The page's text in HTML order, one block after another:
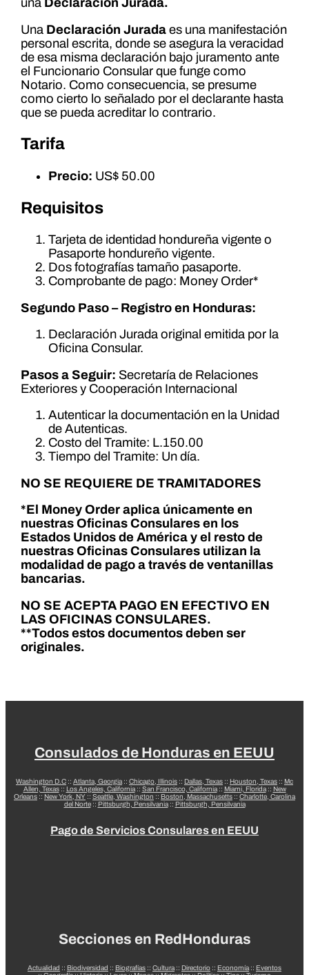
una Declaración Jurada.
Una Declaración Juradaes una manifestación
personal escrita, donde se asegura la veracidad
de esa misma declaración bajo juramento ante
el Funcionario Consular que funge como
Notario. Como consecuencia, se presume
como cierto lo señalado por el declarante hasta
que se pueda acreditar lo contrario.
Tarifa
Precio: US$ 50.00
Requisitos
Tarjeta de identidad hondureña vigente o
Pasaporte hondureño vigente.
Dos fotografías tamaño pasaporte.
Comprobante de pago: Money Order*
Segundo Paso – Registro en Honduras:
Declaración Jurada original emitida por la
Oficina Consular.
Pasos a Seguir: Secretaría de Relaciones
Exteriores y Cooperación Internacional
Autenticar la documentación en la Unidad
de Autenticas.
Costo del Tramite: L.150.00
Tiempo del Tramite: Un día.
NO SE REQUIERE DE TRAMITADORES
*El Money Order aplica únicamente en
nuestras Oficinas Consulares en los
Estados Unidos de América y el resto de
nuestras Oficinas Consulares utilizan la
modalidad de pago a través de ventanillas
bancarias.
NO SE ACEPTA PAGO EN EFECTIVO EN
LAS OFICINAS CONSULARES.
**Todos estos documentos deben ser
originales.
Consulados de Honduras en EEUU
Washington D.C :: Atlanta, Georgia :: Chicago, Illinois :: Dallas, Texas :: Houston, Texas :: Mc
Allen, Texas:: Los Angeles, California:: San Francisco, California:: Miami, Florida:: New
Orleans :: New York, NY :: Seattle, Washington :: Boston, Massachusetts :: Charlotte, Carolina
del Norte:: Pittsburgh, Pensilvania:: Pittsburgh, Pensilvania
Pago de Servicios Consulares en EEUU
Secciones en RedHonduras
Actualidad :: Biodiversidad :: Biografías :: Cultura :: Directorio :: Economía :: Eventos